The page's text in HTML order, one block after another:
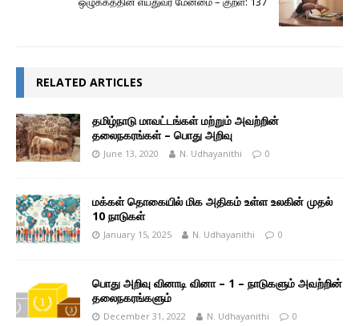
RELATED ARTICLES
தமிழ்நாடு மாவட்டங்கள் மற்றும் அவற்றின்
தலைநகரங்கள் – பொது அறிவு
June 13, 2020 N. Udhayanithi 0
மக்கள் தொகையில் மிக அதிகம் உள்ள உலகின் முதல்
10 நாடுகள்
January 15, 2025 N. Udhayanithi 0
பொது அறிவு வினாடி வினா – 1 – நாடுகளும் அவற்றின்
தலைநகரங்களும்
December 31, 2022 N. Udhayanithi 0